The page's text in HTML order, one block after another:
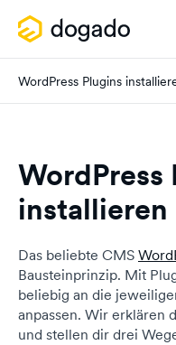
WordPress Plugins
WordPress
installieren
Das beliebte CMS
Bausteinprinzip. Mit
beliebig an die
anpassen. Wir erklären
und stellen dir drei